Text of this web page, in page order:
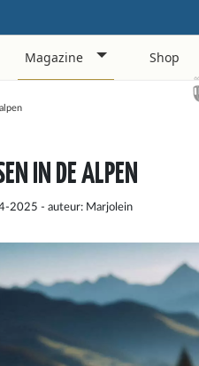
Magazine Shop
IN DE ALPEN
2025 - auteur: Marjolein